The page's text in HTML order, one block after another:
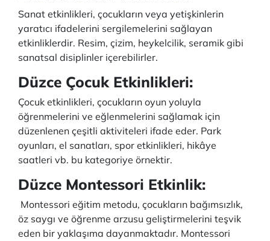
Sanat etkinlikleri, çocukların veya yetişkinlerin
yaratıcı ifadelerini sergilemelerini sağlayan
etkinliklerdir. Resim, çizim, heykelcilik, seramik gibi
sanatsal disiplinler içerebilirler.
Düzce Çocuk Etkinlikleri:
Çocuk etkinlikleri, çocukların oyun yoluyla
öğrenmelerini ve eğlenmelerini sağlamak için
düzenlenen çeşitli aktiviteleri ifade eder. Park
oyunları, el sanatları, spor etkinlikleri, hikâye
saatleri vb. bu kategoriye örnektir.
Düzce Montessori Etkinlik:
Montessori eğitim metodu, çocukların bağımsızlık,
öz saygı ve öğrenme arzusu geliştirmelerini teşvik
eden bir yaklaşıma dayanmaktadır. Montessori